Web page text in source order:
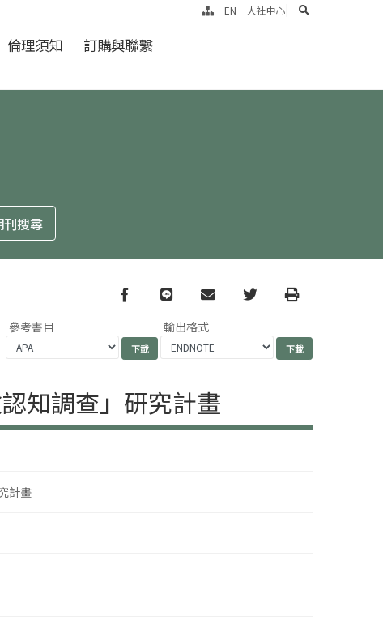
倫理須知 訂購與聯繫
EN 人社中心 search
Facebook
line email TwitterPrint
參考書目 輸出格式
知調查」研究計畫
計畫